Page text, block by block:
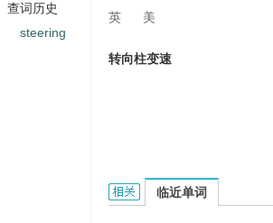
英 美
转向柱变速
steering post gear shift的
临近单词
查词历史
steering